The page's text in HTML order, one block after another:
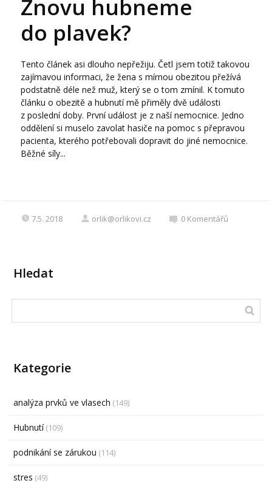
Znovu hubneme
do plavek?
Tento článek asi dlouho nepřežiju. Četl jsem totiž takovou
zajímavou informaci, že žena s mírnou obezitou přežívá
podstatně déle než muž, který se o tom zmínil. K tomuto
článku o obezitě a hubnutí mě přiměly dvě události
z poslední doby. První událost je z naší nemocnice. Jedno
oddělení si muselo zavolat hasiče na pomoc s přepravou
pacienta, kterého potřebovali dopravit do jiné nemocnice.
Běžné síly...
7.5. 2018 orlik@orlikovi.cz 0 Komentářů
Hledat
Kategorie
analýza prvků ve vlasech (149)
Hubnutí(109)
podnikání se zárukou (114)
stres (49)